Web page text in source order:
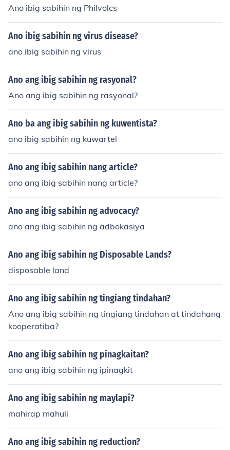
Ano ibig sabihin ng Philvolcs
Ano ibig sabihin ng virus disease?
ano ibig sabihin ng virus
Ano ang ibig sabihin ng rasyonal?
Ano ang ibig sabihin ng rasyonal?
Ano ba ang ibig sabihin ng kuwentista?
ano ibig sabihin ng kuwartel
Ano ang ibig sabihin nang article?
ano ang ibig sabihin nang article?
Ano ang ibig sabihin ng advocacy?
ano ang ibig sabihin ng adbokasiya
Ano ang ibig sabihin ng Disposable Lands?
disposable land
Ano ang ibig sabihin ng tingiang tindahan?
Ano ang ibig sabihin ng tingiang tindahan at tindahang
kooperatiba?
Ano ang ibig sabihin ng pinagkaitan?
ano ang ibig sabihin ng ipinagkit
Ano ang ibig sabihin ng maylapi?
mahirap mahuli
Ano ang ibig sabihin ng reduction?